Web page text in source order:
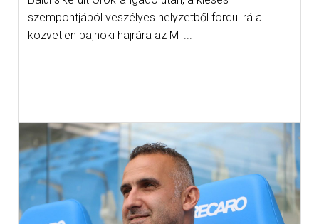
szempontjából veszélyes helyzetből fordul rá a
közvetlen bajnoki hajrára az MT...